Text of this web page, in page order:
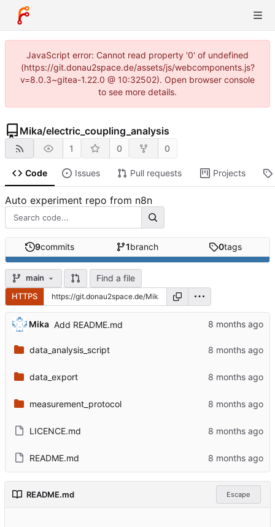
JavaScript error: Cannot read property '0' of undefined
(https://git.donau2space.de/assets/js/webcomponents.js?
v=8.0.3~gitea-1.22.0 @ 10:32502). Open browser console
to see more details.
Mika/electric_coupling_analysis
1 0 0
Code Issues Pull requests Projects
Auto experiment repo from n8n
9commits 1branch 0tags
main Find a file
HTTPS
Mika Add README.md
data_analysis_script
data_export
measurement_protocol
LICENCE.md
README.md
README.md Escape